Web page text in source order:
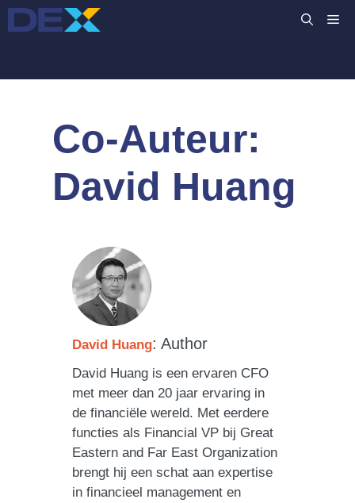
Ga
naar
Co-Auteur:
David Huang
David Huang: Author
David Huang is een ervaren CFO
met meer dan 20 jaar ervaring in
de financiële wereld. Met eerdere
functies als Financial VP bij Great
Eastern and Far East Organization
brengt hij een schat aan expertise
in financieel management en